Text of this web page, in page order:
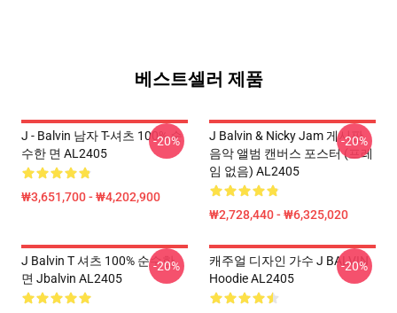
베스트셀러 제품
J - Balvin 남자 T-셔츠 100% 순
수한 면 AL2405
₩3,651,700 - ₩4,202,900
-20%
J Balvin & Nicky Jam 게시판
음악 앨범 캔버스 포스터 (프레
임 없음) AL2405
₩2,728,440 - ₩6,325,020
-20%
J Balvin T 셔츠 100% 순수한
면 Jbalvin AL2405
-20%
캐주얼 디자인 가수 J BALVIN
Hoodie AL2405
-20%